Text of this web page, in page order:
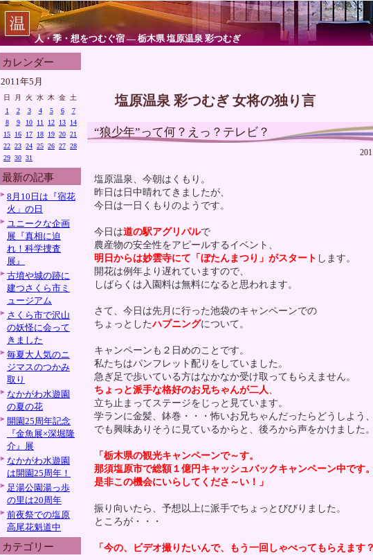
人・季・想をつむぐ宿 ― 栃木県 塩原温泉 彩つむぎ
カレンダー
2011年5月
日 月 火 水 木 金
土
1
2 3 4 5 6
7
8
9 10 11 12 13
14
15
16 17 18 19 20 21
22 23 24 25 26 27 28
29 30 31
最新の記事
8月10日は『宿花
火」の日
ユニークな企画
展『真相に迫
れ！科学捜査
展』
古墳や城の跡に
建つさくら市ミ
ュージアム
さくら市で沢山
の妖怪に会って
きました
毎夏大人気のニ
ジマスのつかみ
取り
なかがわ水遊園
の夏の花
開園25周年記念
『金魚展×深堀隆
介』展
なかがわ水遊園
は開園25周年！
足湯公園湯っ歩
の里は20周年
前夜祭での塩原
高尾花魁道中
カテゴリー
塩原温泉 彩つむぎ 女将の独り言
“狼少年”って何？えっ？テレビ？
塩原温泉、今朝はくもり。
昨日は日中晴れてきましたが、
今日は一日くもりのようです。
今日は道の駅アグリパルで
農産物の安全性をアピールするイベント、
明日からは妙雲寺にて「ぼたんまつり」がスタート します。
開花は例年より遅れていますので、
しばらくは入園料は無料になると思われます。
さて、今日は先月に行った池袋のキャンペーンでの
ちょっとしたハプニングについて。
キャンペーンも２日めのことです。
私たちはパンフレット配りをしていました。
急ぎ足で歩いている方はなかなか受け取ってもらえません。
ちょっと派手な格好のお兄ちゃんが二人、
立ち止まってステージをじっと見ています。
学ランに金髪、鉢巻・・・怖いお兄ちゃんだったらどうしよう
でも興味ありそうに見ているからと、後ろから声をかけました
「栃木県の観光キャンペーンで～す。
那須塩原市で総額１億円キャッシュバックキャンペーン中です
是非この機会にいらしてくださ～い！」
振り向いたら、予想以上に派手でちょっとびびりました。
ところが・・・
「今の、ビデオ撮りたいんで、もう一回しゃべってもらえます